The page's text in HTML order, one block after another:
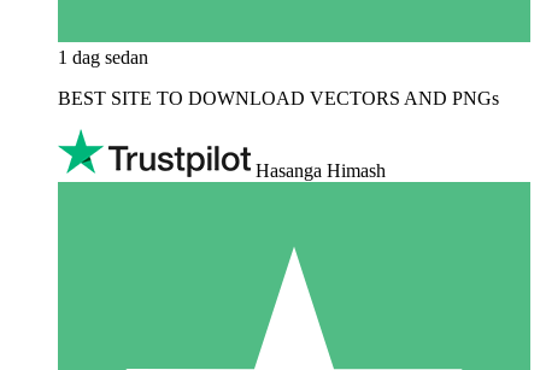
1 dag sedan
BEST SITE TO DOWNLOAD VECTORS AND PNGs
Hasanga Himash